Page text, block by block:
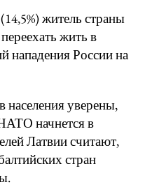
житель страны
жить в
нападения России на
населения уверены,
начнется в
Латвии считают,
стран